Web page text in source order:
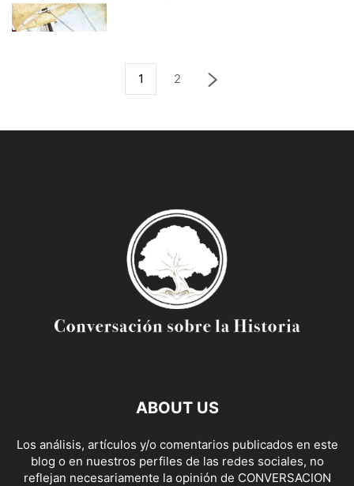
1 2
ABOUT US
Los análisis, artículos y/o comentarios publicados en este
blog o en nuestros perfiles de las redes sociales, no
reflejan necesariamente la opinión de CONVERSACION